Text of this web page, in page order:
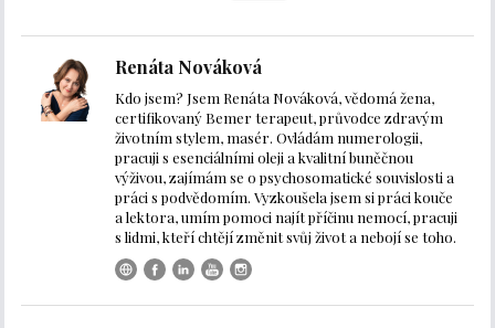
Renáta Nováková
Kdo jsem? Jsem Renáta Nováková, vědomá žena,
certifikovaný Bemer terapeut, průvodce zdravým
životním stylem, masér. Ovládám numerologii,
pracuji s esenciálními oleji a kvalitní buněčnou
výživou, zajímám se o psychosomatické souvislosti a
práci s podvědomím. Vyzkoušela jsem si práci kouče
a lektora, umím pomoci najít příčinu nemocí, pracuji
s lidmi, kteří chtějí změnit svůj život a nebojí se toho.